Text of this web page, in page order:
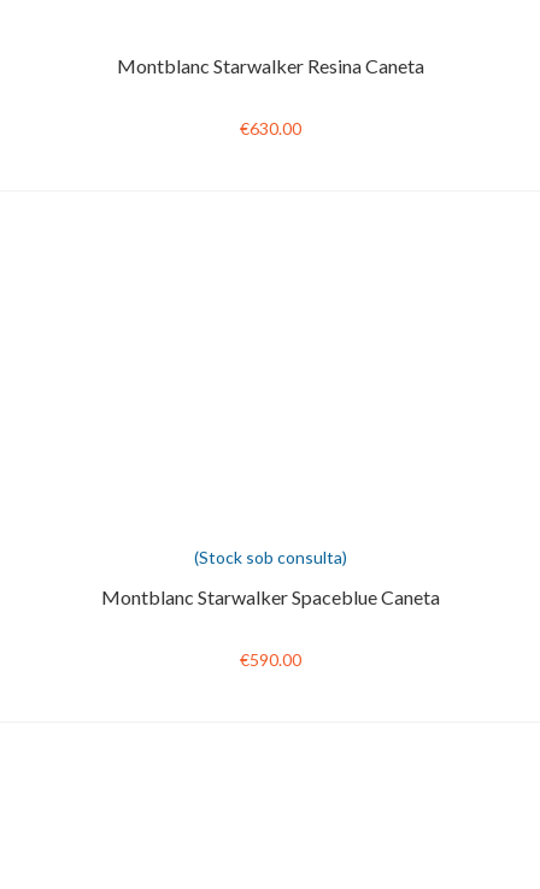
Montblanc Starwalker Resina Caneta
€630.00
(Stock sob consulta)
Montblanc Starwalker Spaceblue Caneta
€590.00